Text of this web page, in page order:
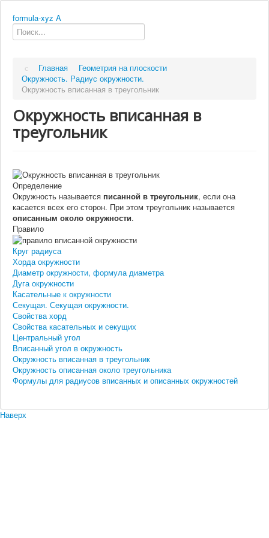
formula-xyz A
Главная
Геометрия на плоскости
Окружность. Радиус окружности.
Окружность вписанная в треугольник
Окружность вписанная в
треугольник
Определение
Окружность называется писанной в треугольник, если она
касается всех его сторон. При этом треугольник называется
описанным около окружности.
Правило
Круг радиуса
Хорда окружности
Диаметр окружности, формула диаметра
Дуга окружности
Касательные к окружности
Секущая. Секущая окружности.
Свойства хорд
Свойства касательных и секущих
Центральный угол
Вписанный угол в окружность
Окружность вписанная в треугольник
Окружность описанная около треугольника
Формулы для радиусов вписанных и описанных окружностей
Наверх